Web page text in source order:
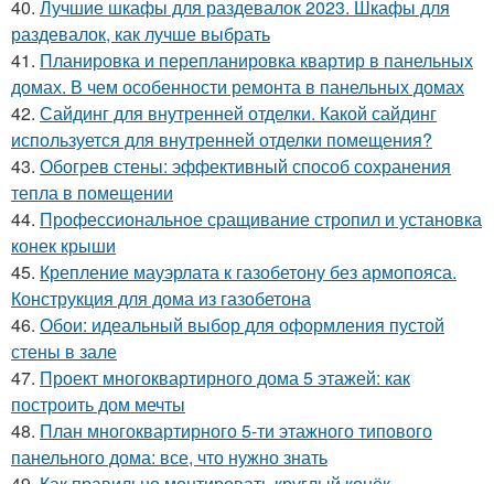
40. Лучшие шкафы для раздевалок 2023. Шкафы для
раздевалок, как лучше выбрать
41. Планировка и перепланировка квартир в панельных
домах. В чем особенности ремонта в панельных домах
42. Сайдинг для внутренней отделки. Какой сайдинг
используется для внутренней отделки помещения?
43. Обогрев стены: эффективный способ сохранения
тепла в помещении
44. Профессиональное сращивание стропил и установка
конек крыши
45. Крепление мауэрлата к газобетону без армопояса.
Конструкция для дома из газобетона
46. Обои: идеальный выбор для оформления пустой
стены в зале
47. Проект многоквартирного дома 5 этажей: как
построить дом мечты
48. План многоквартирного 5-ти этажного типового
панельного дома: все, что нужно знать